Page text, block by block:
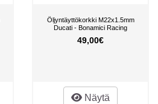
Öljyntäyttökorkki M22x1.5mm
Ducati - Bonamici Racing
49,00€
Näytä